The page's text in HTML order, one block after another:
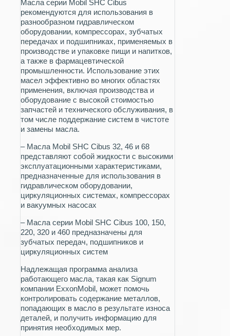
Масла серии Mobil SHC Cibus
рекомендуются для использования в
разнообразном гидравлическом
оборудовании, компрессорах, зубчатых
передачах и подшипниках, применяемых в
производстве и упаковке пищи и напитков,
а также в фармацевтической
промышленности. Использование этих
масел эффективно во многих областях
применения, включая производства и
оборудование с высокой стоимостью
запчастей и технического обслуживания, в
том числе поддержание систем в чистоте
и замены масла.
– Масла Mobil SHC Cibus 32, 46 и 68
представляют собой жидкости с высокими
эксплуатационными характеристиками,
предназначенные для использования в
гидравлическом оборудовании,
циркуляционных системах, компрессорах
и вакуумных насосах
– Масла серии Mobil SHC Cibus 100, 150,
220, 320 и 460 предназначены для
зубчатых передач, подшипников и
циркуляционных систем
Надлежащая программа анализа
работающего масла, такая как Signum
компании ExxonMobil, может помочь
контролировать содержание металлов,
попадающих в масло в результате износа
деталей, и получить информацию для
принятия необходимых мер.